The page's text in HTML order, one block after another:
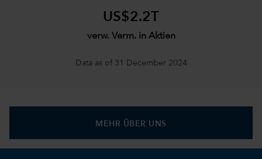
US$2.2T
verw. Verm. in Aktien
Data as of 31 December 2024
MEHR ÜBER UNS